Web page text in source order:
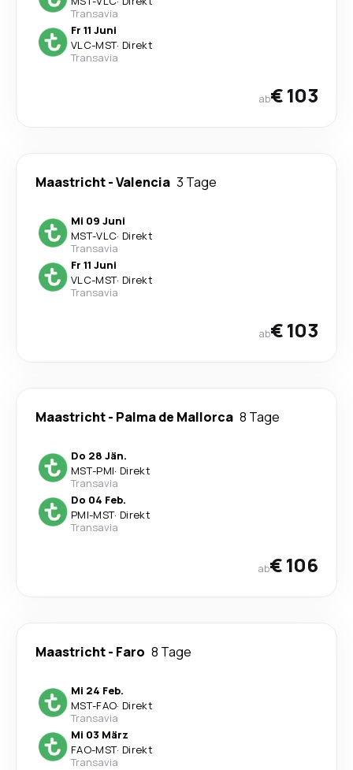
Transavia
Fr 11 Juni
VLC-MST· Direkt
Transavia
ab€ 103
Maastricht-Valencia 3 Tage
Mi 09 Juni
MST-VLC· Direkt
Transavia
Fr 11 Juni
VLC-MST· Direkt
Transavia
ab€ 103
Maastricht- Palma de Mallorca 8 Tage
Do 28 Jän.
MST-PMI· Direkt
Transavia
Do 04 Feb.
PMI-MST· Direkt
Transavia
ab€ 106
Maastricht- Faro 8 Tage
Mi 24 Feb.
MST-FAO· Direkt
Transavia
Mi 03 März
FAO-MST· Direkt
Transavia